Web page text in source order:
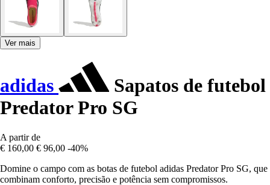
Ver mais
adidas
Sapatos de futebol
Predator Pro SG
A partir de
€ 160,00 € 96,00 -40%
Domine o campo com as botas de futebol adidas Predator Pro SG, que
combinam conforto, precisão e potência sem compromissos.